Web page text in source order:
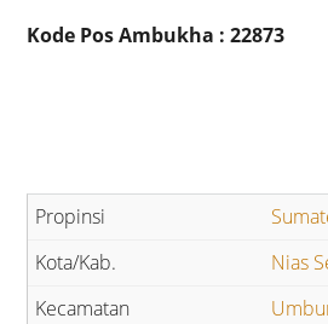
Kode Pos Ambukha : 22873
Nias